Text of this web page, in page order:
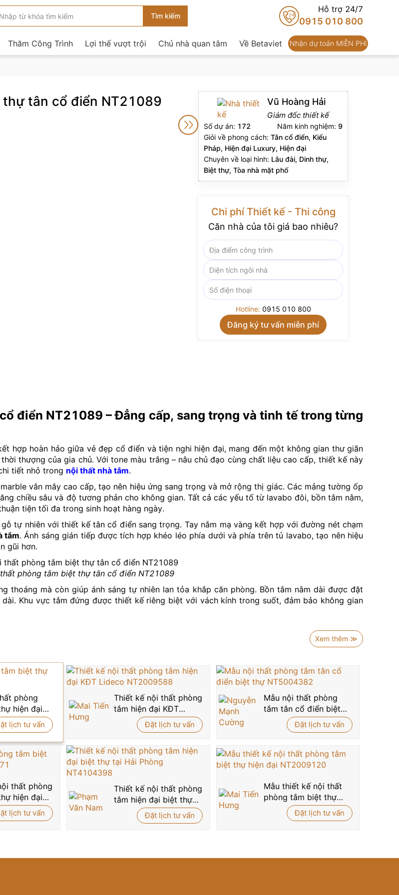
24
Hỗ trợ 24/7
0915 010 800
Thăm Công Trình Lợi thế vượt trội Chủ nhà quan tâm Về Betaviet Nhận dự toán MIỄN PHÍ
tân cổ điển NT21089 Vũ Hoàng Hải
Giám đốc thiết kế
Số dự án: 172 Năm kinh nghiệm: 9
Giỏi về phong cách: Tân cổ điển, Kiểu
Pháp, Hiện đại Luxury, Hiện đại
Chuyên về loại hình: Lâu đài, Dinh thự,
Biệt thự, Tòa nhà mặt phố
Chi phí Thiết kế - Thi công
Căn nhà của tôi giá bao nhiêu?
Hotline: 0915 010 800
điển NT21089 – Đẳng cấp, sang trọng và tinh tế trong từng
hợp hoàn hảo giữa vẻ đẹp cổ điển và tiện nghi hiện đại, mang đến một không gian thư giãn
thượng của gia chủ. Với tone màu trắng – nâu chủ đạo cùng chất liệu cao cấp, thiết kế này
tiết nhỏ trong nội thất nhà tắm.
vân mây cao cấp, tạo nên hiệu ứng sang trọng và mở rộng thị giác. Các mảng tường ốp
chiều sâu và độ tương phản cho không gian. Tất cả các yếu tố từ lavabo đôi, bồn tắm nằm,
tiện tối đa trong sinh hoạt hàng ngày.
tự nhiên với thiết kế tân cổ điển sang trọng. Tay nắm mạ vàng kết hợp với đường nét chạm
tắm. Ánh sáng gián tiếp được tích hợp khéo léo phía dưới và phía trên tủ lavabo, tạo nên hiệu
gũi hơn.
phòng tắm biệt thự tân cổ điển NT21089
thoáng mà còn giúp ánh sáng tự nhiên lan tỏa khắp căn phòng. Bồn tắm nằm dài được đặt
Khu vực tắm đứng được thiết kế riêng biệt với vách kính trong suốt, đảm bảo không gian
đẳng cấp và cảm xúc thư giãn trọn vẹn cho người sử dụng.
cho biệt thự của mình, thì đây chính là lựa chọn lý tưởng.
vấn thiết kế và thi côngnội thất phòng tắm biệt thự đẳng cấp theo yêu cầu của bạn!
Xem thêm ≫
phòng
hiện đại
lịch tư vấn
Thiết kế nội thất phòng
tắm hiện đại KĐT
Lideco NT2009588
Đặt lịch tư vấn
Mẫu nội thất phòng
tắm tân cổ điển biệt
thự NT5004382
Đặt lịch tư vấn
thất phòng
hiện đại
lịch tư vấn
Thiết kế nội thất phòng
tắm hiện đại biệt thự
tại Hải Phòng
NT4104398
Đặt lịch tư vấn
Mẫu thiết kế nội thất
phòng tắm biệt thự
hiện đại NT2009120
Đặt lịch tư vấn